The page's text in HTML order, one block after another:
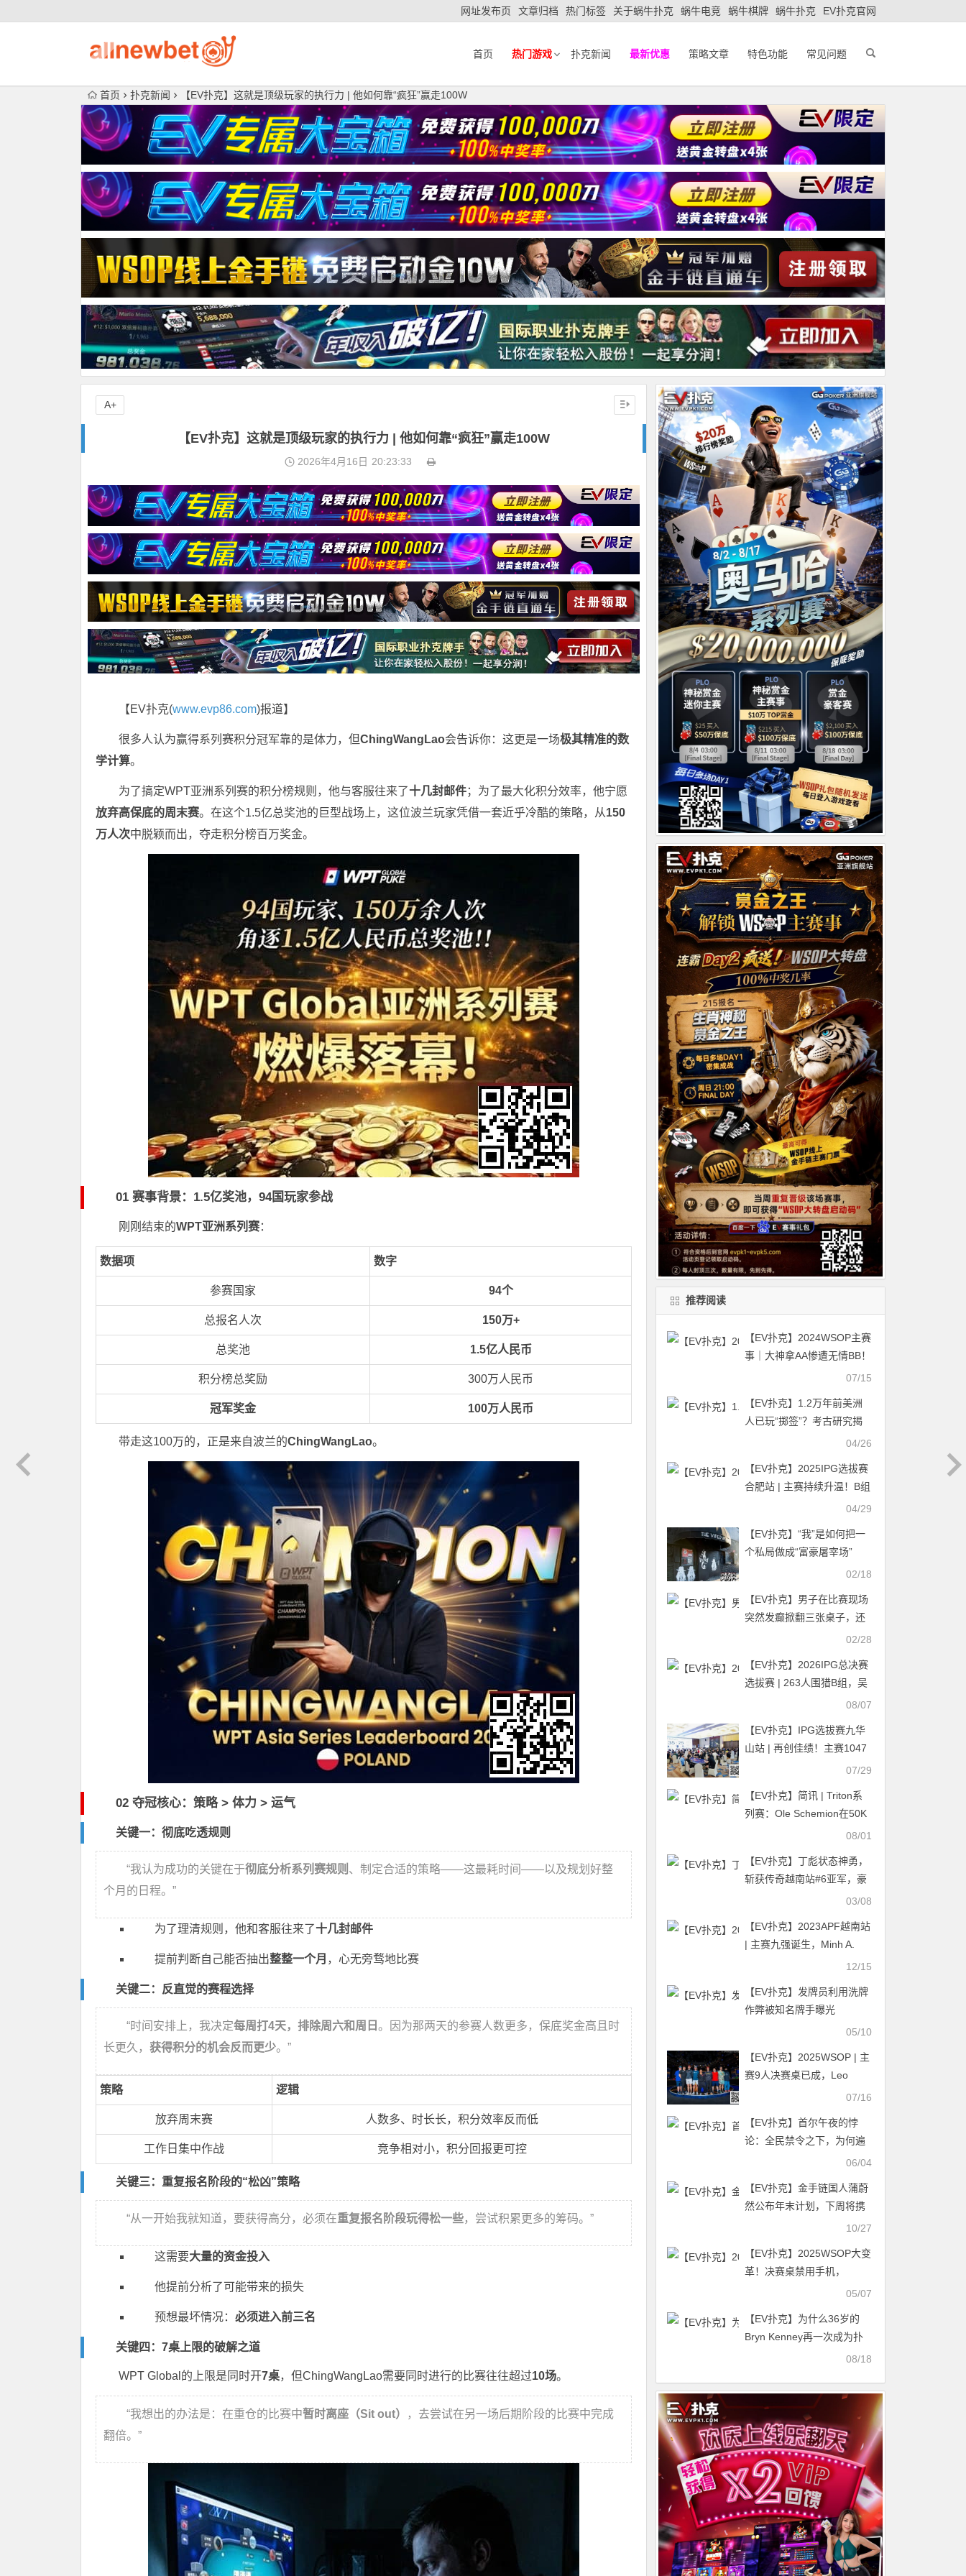
网址发布页 文章归档 热门标签 关于蜗牛扑克 蜗牛电竞 蜗牛棋牌 蜗牛扑克 EV扑克官网
首页 热门游戏 扑克新闻 最新优惠 策略文章 特色功能 常见问题
首页 扑克新闻 【EV扑克】这就是顶级玩家的执行力 | 他如何靠“疯狂”赢走100W
【EV扑克】这就是顶级玩家的执行力 | 他如何靠“疯狂”赢走100W
2026年4月16日 20:23:33
【EV扑克(www.evp86.com)报道】
很多人认为赢得系列赛积分冠军靠的是体力，但ChingWangLao会告诉你：这更是一场极其精准的数
学计算。
为了搞定WPT亚洲系列赛的积分榜规则，他与客服往来了十几封邮件；为了最大化积分效率，他宁愿
放弃高保底的周末赛。在这个1.5亿总奖池的巨型战场上，这位波兰玩家凭借一套近乎冷酷的策略，从150
万人次中脱颖而出，夺走积分榜百万奖金。
01 赛事背景：1.5亿奖池，94国玩家参战
刚刚结束的WPT亚洲系列赛：
数据项 数字
参赛国家 94个
总报名人次 150万+
总奖池 1.5亿人民币
积分榜总奖励 300万人民币
冠军奖金 100万人民币
带走这100万的，正是来自波兰的ChingWangLao。
02 夺冠核心：策略 > 体力 > 运气
关键一：彻底吃透规则
“我认为成功的关键在于彻底分析系列赛规则 、制定合适的策略——这最耗时间——以及规划好整
个月的日程。”
为了理清规则，他和客服往来了十几封邮件
提前判断自己能否抽出整整一个月 ，心无旁骛地比赛
关键二：反直觉的赛程选择
“时间安排上，我决定每周打4天，排除周六和周日 。因为那两天的参赛人数更多，保底奖金高且时
长更久， 获得积分的机会反而更少。”
策略 逻辑
放弃周末赛 人数多、时长长，积分效率反而低
工作日集中作战 竞争相对小，积分回报更可控
关键三：重复报名阶段的“松凶”策略
“从一开始我就知道，要获得高分，必须在重复报名阶段玩得松一些，尝试积累更多的筹码。”
这需要大量的资金投入
他提前分析了可能带来的损失
预想最坏情况： 必须进入前三名
关键四：7桌上限的破解之道
WPT Global的上限是同时开7桌，但ChingWangLao需要同时进行的比赛往往超过10场。
“我想出的办法是：在重仓的比赛中暂时离座（Sit out）
，去尝试在另一场后期阶段的比赛中完成
翻倍。”
A+
推荐阅读
【EV扑克】2024WSOP主赛
事｜大神拿AA惨遭无情BB！
Tony Lin领衔中国选手晋级
07/15
【EV扑克】1.2万年前美洲
人已玩“掷签”？考古研究揭
示人类最早的随机游戏起源
04/26
【EV扑克】2025IPG选拔赛
合肥站 | 主赛持续升温！B组
371人参赛破纪录，超级CL
04/29
【EV扑克】“我”是如何把一
个私局做成“富豪屠宰场”
02/18
【EV扑克】男子在比赛现场
突然发癫掀翻三张桌子，还
02/28
【EV扑克】2026IPG总决赛
选拔赛 | 263人围猎B组，吴
武煌54.4万领跑，主赛第一
08/07
【EV扑克】IPG选拔赛九华
山站 | 再创佳绩！主赛1047
人次参赛265人晋级 喻瑜/叶
07/29
【EV扑克】简讯 | Triton系
列赛：Ole Schemion在50K
锦标赛中赢得135万美元奖
08/01
【EV扑克】丁彪状态神勇，
斩获传奇越南站#6亚军，豪
03/08
【EV扑克】2023APF越南站
| 主赛九强诞生，Minh A.
12/15
【EV扑克】发牌员利用洗牌
作弊被知名牌手曝光
05/10
【EV扑克】2025WSOP | 主
赛9人决赛桌已成，Leo
Margets成30年来首位打进
07/16
【EV扑克】首尔午夜的悖
论：全民禁令之下，为何遍
06/04
【EV扑克】金手链国人蒲蔚
然公布年末计划，下周将携
10/27
【EV扑克】2025WSOP大变
革！决赛桌禁用手机，
WSOP+开放线上报名！05/07
【EV扑克】为什么36岁的
Bryn Kenney再一次成为扑
08/18